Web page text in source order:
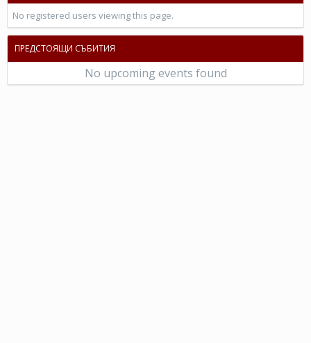
No registered users viewing this page.
ПРЕДСТОЯЩИ СЪБИТИЯ
No upcoming events found